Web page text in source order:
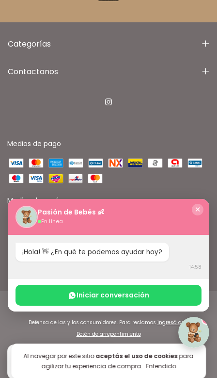
Al navegar por este sitioaceptás el uso de cookiespara
agilizar tu experiencia de compra. Entendido
Categorías
Contactanos
Medios de pago
Medios de envío
Copyright Pasión de Bebés - 2026. Todos los derechos reservados.
Defensa de las y los consumidores. Para reclamos ingresá acá.
Botón de arrepentimiento
5.0
★★★★★
Google
+150 reseñas
Pasión de Bebés 👶
En línea
✕
¡Hola! 👋 ¿En qué te podemos ayudar hoy?
14:58
Iniciar conversación